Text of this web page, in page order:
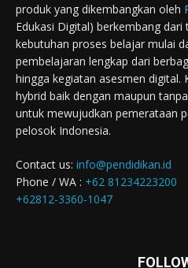
produk yang dikembangkan oleh
Edukasi Digital) berkembang
kebutuhan proses belajar mulai
pembelajaran lengkap dari
hingga kegiatan asesmen digital.
hybrid baik dengan maupun
untuk mewujudkan pemerataan
pelosok Indonesia.
Contact us: info@pendidikan.id
Phone / WA : +62 81234223200
+62812-3360-1047